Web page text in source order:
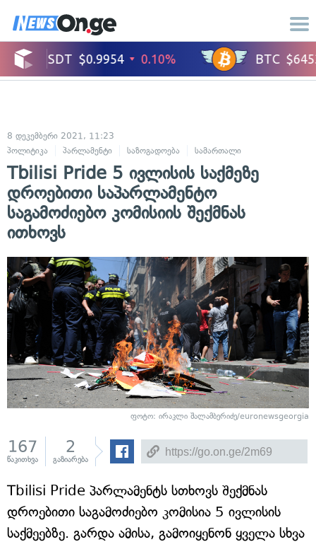
8 დეკემბერი 2021, 11:23
პოლიტიკა
პარლამენტი საზოგადოება სამართალი
Tbilisi Pride 5 ივლისის საქმეზე
დროებითი საპარლამენტო
საგამოძიებო კომისიის შექმნას
ითხოვს
ფოტო: ირაკლი შალამბერიძე/euronewsgeorgia
167
წაკითხვა
2
გაზიარება
Tbilisi Pride პარლამენტს სთხოვს შექმნას
დროებითი საგამოძიებო კომისია 5 ივლისის
საქმეებზე. გარდა ამისა, გამოიყენონ ყველა სხვა